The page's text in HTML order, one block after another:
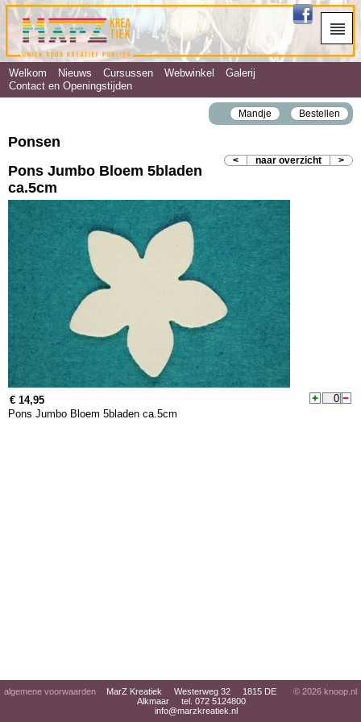
Welkom Nieuws Cursussen Webwinkel
Galerij
Contact en Openingstijden
Mandje Bestellen
Ponsen
< naar overzicht >
Pons Jumbo Bloem 5bladen
ca.5cm
€ 14,95
Pons Jumbo Bloem 5bladen ca.5cm
algemene voorwaarden
MarZ Kreatiek Westerweg 32 1815 DE
Alkmaar tel. 072 5124800
info@marzkreatiek.nl
© 2026 knoop.nl